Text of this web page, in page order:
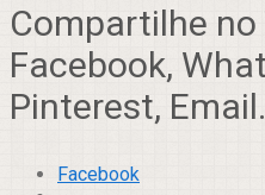
Compartilhe no
Facebook,
Pinterest,
Facebook